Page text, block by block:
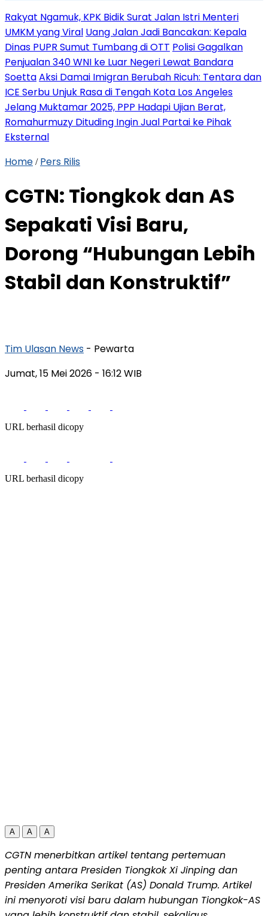
Rakyat Ngamuk, KPK Bidik Surat Jalan Istri Menteri
UMKM yang Viral Uang Jalan Jadi Bancakan: Kepala
Dinas PUPR Sumut Tumbang di OTT Polisi Gagalkan
Penjualan 340 WNI ke Luar Negeri Lewat Bandara
SoettaAksi Damai Imigran Berubah Ricuh: Tentara dan
ICE Serbu Unjuk Rasa di Tengah Kota Los Angeles
Jelang Muktamar 2025, PPP Hadapi Ujian Berat,
Romahurmuzy Dituding Ingin Jual Partai ke Pihak
Eksternal
Home / Pers Rilis
CGTN: Tiongkok dan AS
Sepakati Visi Baru,
Dorong “Hubungan Lebih
Stabil dan Konstruktif”
Tim Ulasan News - Pewarta
Jumat, 15 Mei 2026 - 16:12 WIB
URL berhasil dicopy
URL berhasil dicopy
A A A
CGTN menerbitkan artikel tentang pertemuan
penting antara Presiden Tiongkok Xi Jinping dan
Presiden Amerika Serikat (AS) Donald Trump. Artikel
ini menyoroti visi baru dalam hubungan Tiongkok-AS